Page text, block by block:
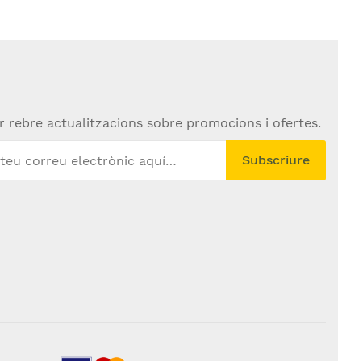
rebre actualitzacions sobre promocions i ofertes.
Subscriure